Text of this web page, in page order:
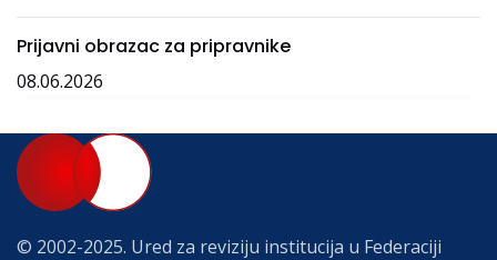
Prijavni obrazac za pripravnike
08.06.2026
© 2002-2025. Ured za reviziju institucija u Federaciji